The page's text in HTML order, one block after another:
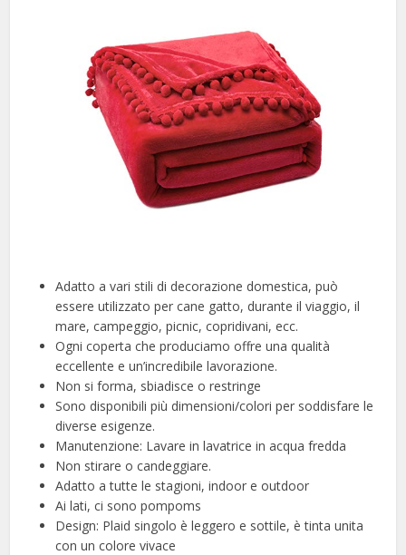
Adatto a vari stili di decorazione domestica, può
essere utilizzato per cane gatto, durante il viaggio, il
mare, campeggio, picnic, copridivani, ecc.
Ogni coperta che produciamo offre una qualità
eccellente e un’incredibile lavorazione.
Non si forma, sbiadisce o restringe
Sono disponibili più dimensioni/colori per soddisfare le
diverse esigenze.
Manutenzione: Lavare in lavatrice in acqua fredda
Non stirare o candeggiare.
Adatto a tutte le stagioni, indoor e outdoor
Ai lati, ci sono pompoms
Design: Plaid singolo è leggero e sottile, è tinta unita
con un colore vivace